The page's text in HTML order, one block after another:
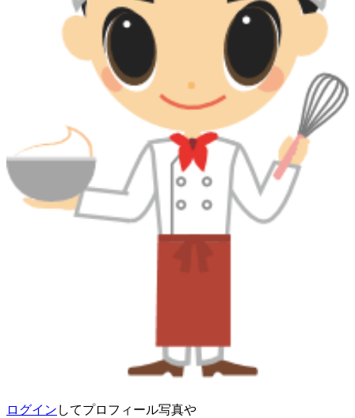
ログイン してプロフィール写真や